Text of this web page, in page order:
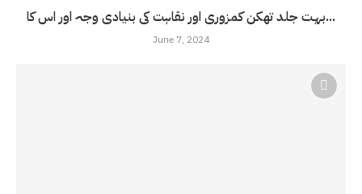
بہت جلد تھکن کمزوری اور نقاہت کی بنیادی وجہ اور اس کا...
June 7, 2024